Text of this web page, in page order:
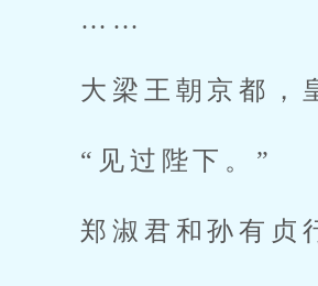
……
大梁王朝京都，
“见过陛下。”
郑淑君和孙有贞